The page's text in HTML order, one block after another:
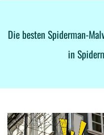
Die besten Spiderman-
in